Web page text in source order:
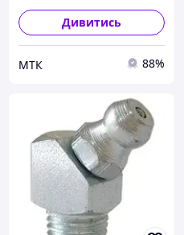
Дивитись
МТК 88%